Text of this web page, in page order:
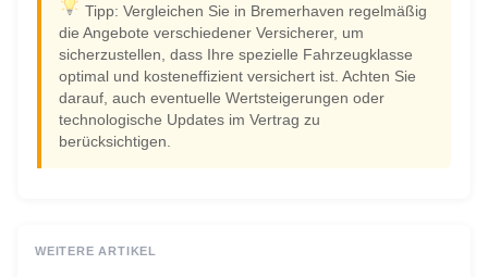
Tipp: Vergleichen Sie in Bremerhaven regelmäßig
die Angebote verschiedener Versicherer, um
sicherzustellen, dass Ihre spezielle Fahrzeugklasse
optimal und kosteneffizient versichert ist. Achten Sie
darauf, auch eventuelle Wertsteigerungen oder
technologische Updates im Vertrag zu
berücksichtigen.
WEITERE ARTIKEL